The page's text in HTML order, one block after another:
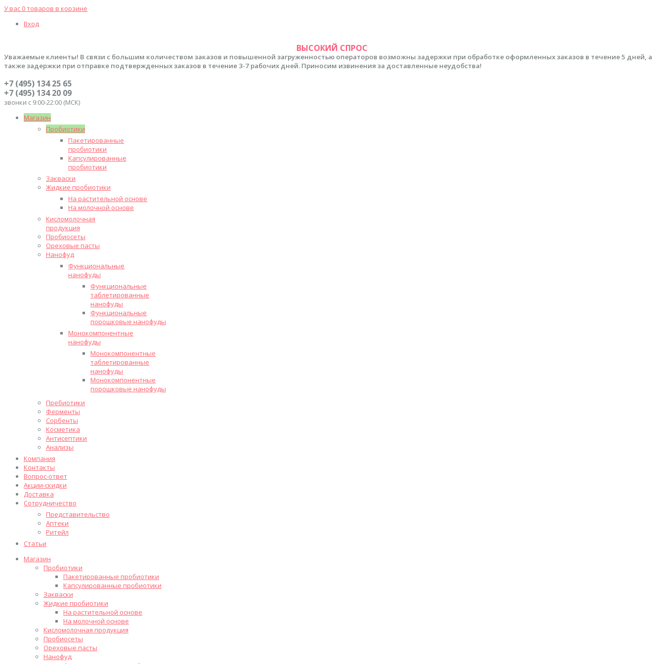
У вас 0 товаров в корзине
Вход
ВЫСОКИЙ СПРОС
Уважаемые клиенты! В связи с большим количеством заказов и повышенной загруженностью операторов возможны задержки при обработке оформленных заказов в течение 5 дней, а
также задержки при отправке подтвержденных заказов в течение 3-7 рабочих дней. Приносим извинения за доставленные неудобства!
+7 (495) 134 25 65
+7 (495) 134 20 09
звонки с 9:00-22:00 (МСК)
Магазин
Пробиотики
Пакетированные
пробиотики
Капсулированные
пробиотики
Закваски
Жидкие пробиотики
На растительной основе
На молочной основе
Кисломолочная
продукция
Пробиосеты
Ореховые пасты
Нанофуд
Функциональные
нанофуды
Функциональные
таблетированные
нанофуды
Функциональные
порошковые нанофуды
Монокомпонентные
нанофуды
Монокомпонентные
таблетированные
нанофуды
Монокомпонентные
порошковые нанофуды
Пребиотики
Ферменты
Сорбенты
Косметика
Антисептики
Анализы
Компания
Контакты
Вопрос-ответ
Акции-скидки
Доставка
Сотрудничество
Представительство
Аптеки
Ритейл
Статьи
Магазин
Пробиотики
Пакетированные пробиотики
Капсулированные пробиотики
Закваски
Жидкие пробиотики
На растительной основе
На молочной основе
Кисломолочная продукция
Пробиосеты
Ореховые пасты
Нанофуд